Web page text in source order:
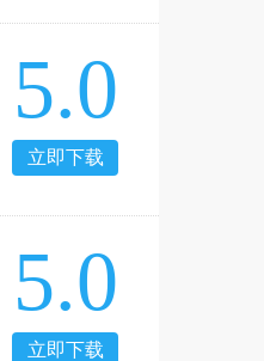
5.0
立即下载
5.0
立即下载